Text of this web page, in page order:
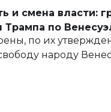
и смена власти:
Трампа по
по их
народу